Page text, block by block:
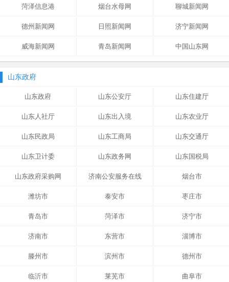
菏泽信息港 烟台水母网 聊城新闻网
德州新闻网 日照新闻网 济宁新闻网
威海新闻网 青岛新闻网 中国山东网
山东政府
山东政府 山东公安厅 山东住建厅
山东人社厅 山东出入境 山东农业厅
山东民政局 山东工商局 山东交通厅
山东卫计委 山东政务网 山东国税局
山东政府采购网 济南公安服务在线 烟台市
潍坊市 泰安市 枣庄市
青岛市 菏泽市 济宁市
济南市 东营市 淄博市
滕州市 滨州市 德州市
临沂市 莱芜市 曲阜市